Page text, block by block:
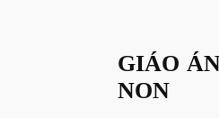
GIÁO
NON